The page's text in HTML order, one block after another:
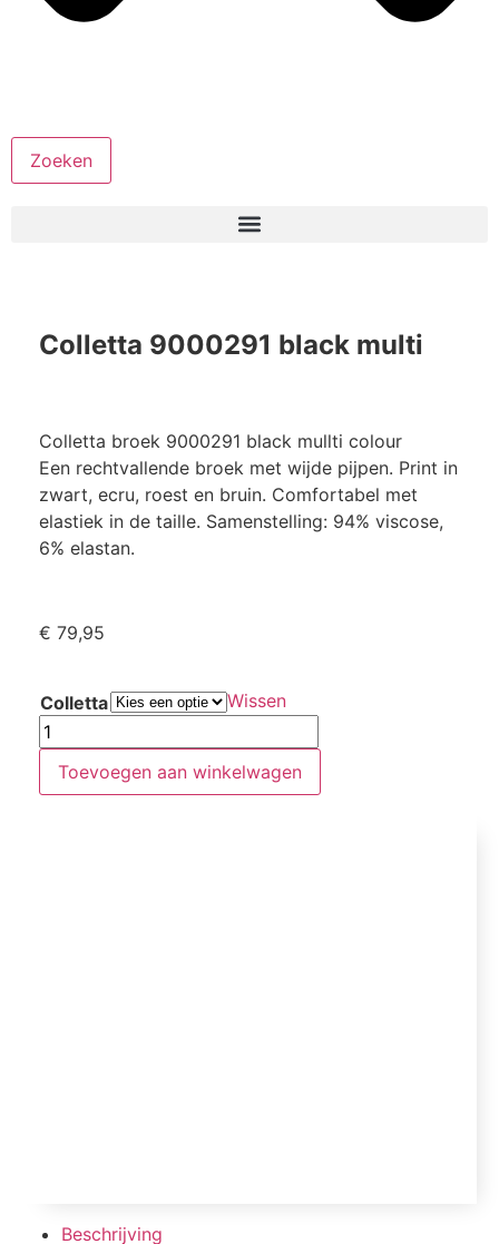
Zoeken
Colletta 9000291 black multi
Colletta broek 9000291 black mullti colour
Een rechtvallende broek met wijde pijpen. Print in
zwart, ecru, roest en bruin. Comfortabel met
elastiek in de taille. Samenstelling: 94% viscose,
6% elastan.
€ 79,95
Colletta Wissen
Toevoegen aan winkelwagen
Beschrijving